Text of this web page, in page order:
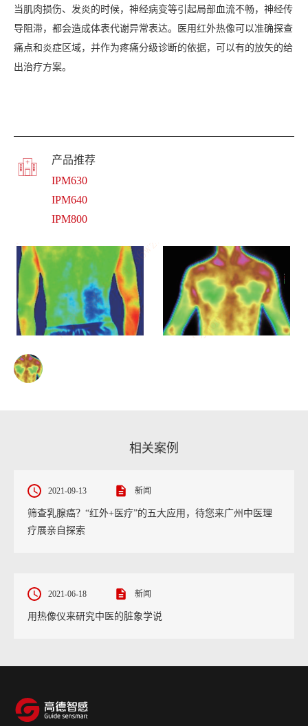
当肌肉损伤、发炎的时候，神经病变等引起局部血流不畅，神经传
导阻滞，都会造成体表代谢异常表达。医用红外热像可以准确探查
痛点和炎症区域，并作为疼痛分级诊断的依据，可以有的放矢的给
出治疗方案。
产品推荐
IPM630
IPM640
IPM800
相关案例
2021-09-13 新闻
筛查乳腺癌？“红外+医疗”的五大应用，待您来广州中医理
疗展亲自探索
2021-06-18 新闻
用热像仪来研究中医的脏象学说